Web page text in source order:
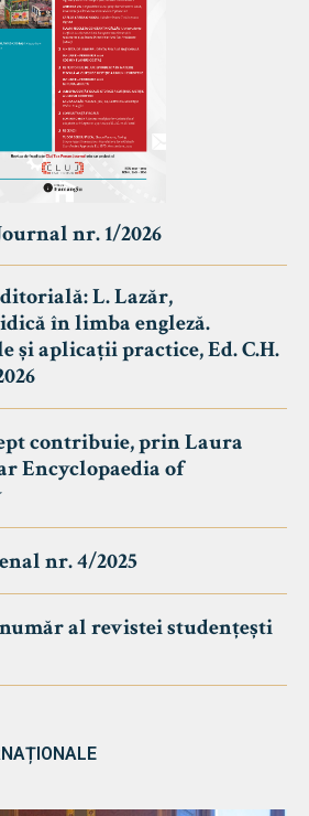
nr. 1/2026
L. Lazăr,
în limba engleză.
și aplicații practice, Ed. C.H.
contribuie, prin Laura
Encyclopaedia of
nr. 4/2025
al revistei studențești